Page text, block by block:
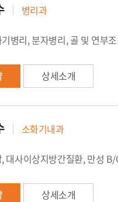
병리과
병리, 분자병리, 골 및 연부
상세소개
소화기내과
대사이상지방간질환, 만성
상세소개